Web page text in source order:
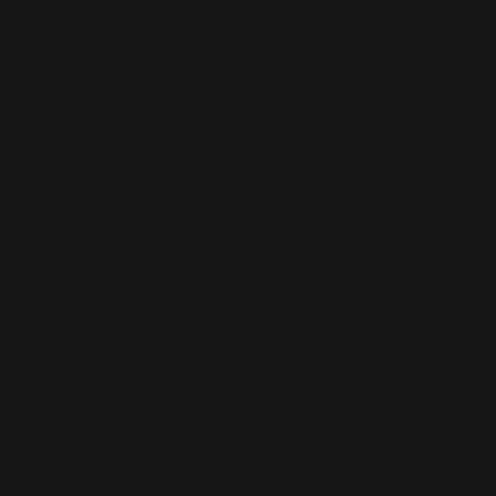
Верхние решетки
На что
Водоотведение —
подобраны. Следует
стояков. Изделия,
составлять от 60 до
необходимо
достаточно вылить в
Обязательно нужно
достаточно изделия
Чтобы купить трап
сантехизделия от
уточнить у
можно получить на